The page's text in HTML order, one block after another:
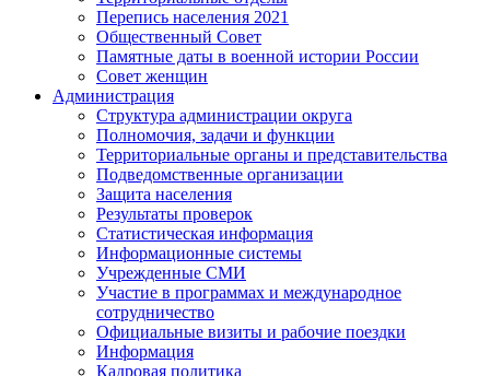
Перепись населения 2021
Общественный Совет
Памятные даты в военной истории России
Совет женщин
Администрация
Структура администрации округа
Полномочия, задачи и функции
Территориальные органы и представительства
Подведомственные организации
Защита населения
Результаты проверок
Статистическая информация
Информационные системы
Учрежденные СМИ
Участие в программах и международное
сотрудничество
Официальные визиты и рабочие поездки
Информация
Кадровая политика